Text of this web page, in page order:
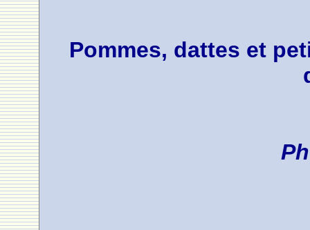
Pommes, dattes et